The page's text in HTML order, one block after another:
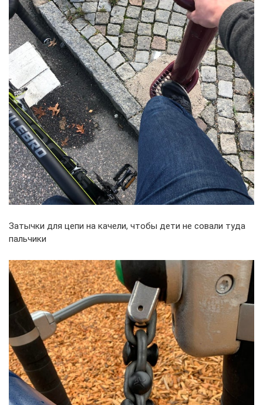
Затычки для цепи на качели, чтобы дети не совали туда
пальчики